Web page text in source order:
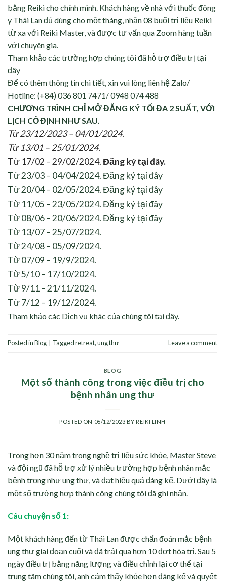
bằng Reiki cho chính mình. Khách hàng về nhà với thuốc đông
y Thái Lan đủ dùng cho một tháng, nhận 08 buổi trị liệu Reiki
từ xa với Reiki Master, và được tư vấn qua Zoom hàng tuần
với chuyên gia.
Tham khảo các trường hợp chúng tôi đã hỗ trợ điều trị tại
đây
Để có thêm thông tin chi tiết, xin vui lòng liên hệ Zalo/
Hotline: (+84) 036 801 7471/ 0948 074 488
CHƯƠNG TRÌNH CHỈ MỞ ĐĂNG KÝ TỐI ĐA 2 SUẤT, VỚI
LỊCH CỐ ĐỊNH NHƯ SAU.
Từ 23/12/2023 – 04/01/2024.
Từ 13/01 – 25/01/2024.
Từ 17/02 – 29/02/2024.Đăng ký tại đây.
Từ 23/03 – 04/04/2024. Đăng ký tại đây
Từ 20/04 – 02/05/2024. Đăng ký tại đây
Từ 11/05 – 23/05/2024. Đăng ký tại đây
Từ 08/06 – 20/06/2024. Đăng ký tại đây
Từ 13/07 – 25/07/2024.
Từ 24/08 – 05/09/2024.
Từ 07/09 – 19/9/2024.
Từ 5/10 – 17/10/2024.
Từ 9/11 – 21/11/2024.
Từ 7/12 – 19/12/2024.
Tham khảo các Dịch vụ khác của chúng tôi tại đây.
Posted inBlog Taggedretreat,ung thư Leave a comment
BLOG
Một số thành công trong việc điều trị cho
bệnh nhân ung thư
POSTED ON 06/12/2023 BYREIKI LINH
Trong hơn 30 năm trong nghề trị liệu sức khỏe, Master Steve
và đội ngũ đã hỗ trợ xử lý nhiều trường hợp bệnh nhân mắc
bệnh trọng như ung thư, và đạt hiệu quả đáng kể. Dưới đây là
một số trường hợp thành công chúng tôi đã ghi nhận.
Câu chuyện số 1:
Một khách hàng đến từ Thái Lan được chẩn đoán mắc bệnh
ung thư giai đoạn cuối và đã trải qua hơn 10 đợt hóa trị. Sau 5
ngày điều trị bằng năng lượng và điều chỉnh lại cơ thể tại
trung tâm chúng tôi, anh cảm thấy khỏe hơn đáng kể và quyết